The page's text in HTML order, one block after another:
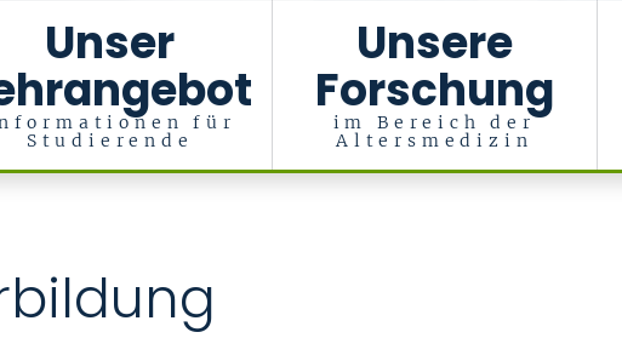
Unser
für
Studierende
Unsere
Forschung
im Bereich der
Altersmedizin